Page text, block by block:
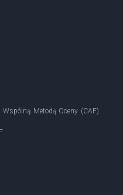
Metodą Oceny (CAF)